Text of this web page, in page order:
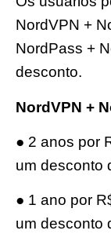
NordVPN +
NordPass +
desconto.
NordVPN +
● 2 anos por
um desconto
● 1 ano por
um desconto